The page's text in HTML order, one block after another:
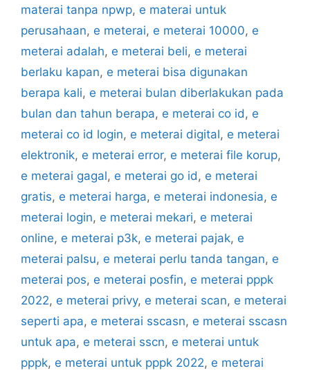
materai tanpa npwp, e materai untuk
perusahaan, e meterai, e meterai 10000, e
meterai adalah, e meterai beli, e meterai
berlaku kapan, e meterai bisa digunakan
berapa kali, e meterai bulan diberlakukan pada
bulan dan tahun berapa, e meterai co id, e
meterai co id login, e meterai digital, e meterai
elektronik, e meterai error, e meterai file korup,
e meterai gagal, e meterai go id, e meterai
gratis, e meterai harga, e meterai indonesia, e
meterai login, e meterai mekari, e meterai
online, e meterai p3k, e meterai pajak, e
meterai palsu, e meterai perlu tanda tangan, e
meterai pos, e meterai posfin, e meterai pppk
2022, e meterai privy, e meterai scan, e meterai
seperti apa, e meterai sscasn, e meterai sscasn
untuk apa, e meterai sscn, e meterai untuk
pppk, e meterai untuk pppk 2022, e meterai